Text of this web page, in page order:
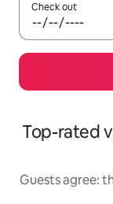
Check out
Top-rated
Guests agree: